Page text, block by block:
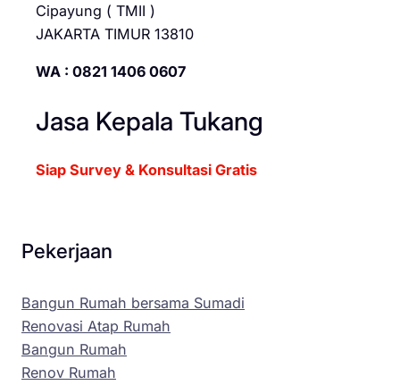
Cipayung ( TMII )
JAKARTA TIMUR 13810
WA : 0821 1406 0607
Jasa Kepala Tukang
Siap Survey & Konsultasi Gratis
Pekerjaan
Bangun Rumah bersama Sumadi
Renovasi Atap Rumah
Bangun Rumah
Renov Rumah